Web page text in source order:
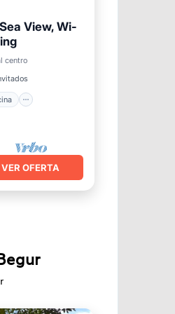
View, Wi-
centro
VER OFERTA